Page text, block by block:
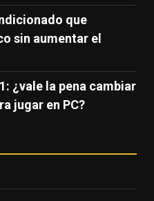
que
sin aumentar el
¿vale la pena cambiar
jugar en PC?